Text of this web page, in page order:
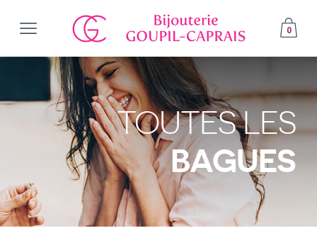
0
TOUTES LES
BAGUES